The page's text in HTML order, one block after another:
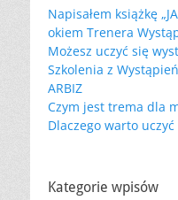
Napisałem książkę
okiem Trenera
Możesz uczyć się
Szkolenia z
ARBIZ
Czym jest trema dla
Dlaczego warto
Kategorie wpisów